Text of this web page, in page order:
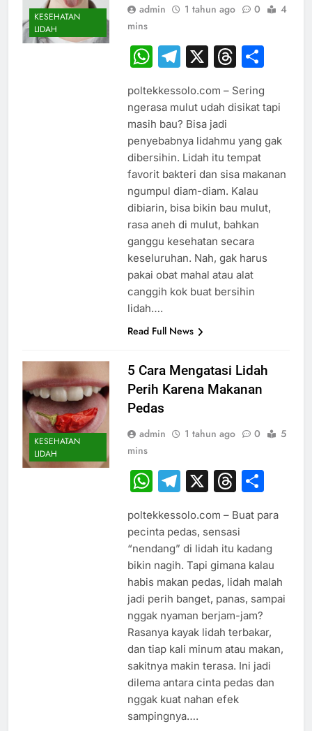
KESEHATAN
LIDAH
admin 1 tahun ago 0
4
mins
WhatsApp
Telegram
X
poltekkessolo.com – Sering
ngerasa mulut udah disikat tapi
masih bau? Bisa jadi
penyebabnya lidahmu yang gak
dibersihin. Lidah itu tempat
favorit bakteri dan sisa makanan
ngumpul diam-diam. Kalau
dibiarin, bisa bikin bau mulut,
rasa aneh di mulut, bahkan
ganggu kesehatan secara
keseluruhan. Nah, gak harus
pakai obat mahal atau alat
canggih kok buat bersihin
lidah….
Read Full News
KESEHATAN
LIDAH
5 Cara Mengatasi Lidah
Perih Karena Makanan
Pedas
admin 1 tahun ago 0
5
mins
WhatsApp
Telegram
X
poltekkessolo.com – Buat para
pecinta pedas, sensasi
“nendang” di lidah itu kadang
bikin nagih. Tapi gimana kalau
habis makan pedas, lidah malah
jadi perih banget, panas, sampai
nggak nyaman berjam-jam?
Rasanya kayak lidah terbakar,
dan tiap kali minum atau makan,
sakitnya makin terasa. Ini jadi
dilema antara cinta pedas dan
nggak kuat nahan efek
sampingnya….